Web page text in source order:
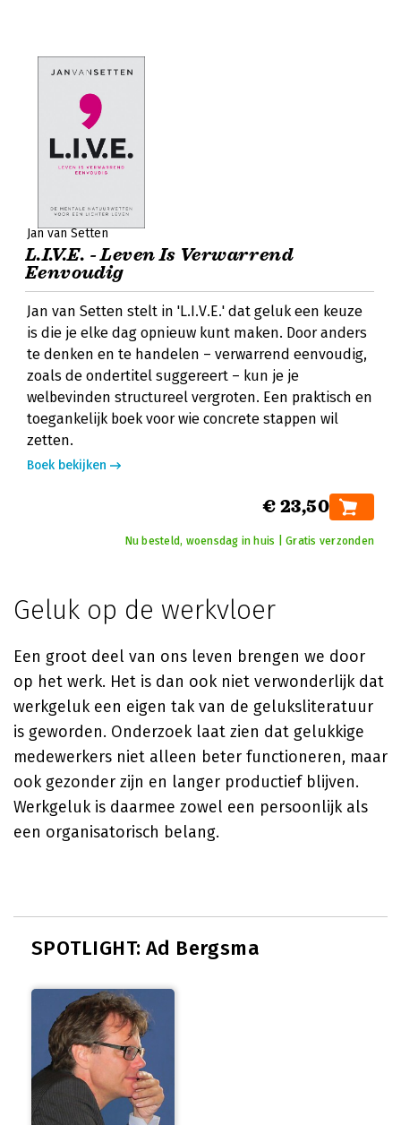
Jan van Setten
L.I.V.E. - Leven Is Verwarrend
Eenvoudig
Jan van Setten stelt in 'L.I.V.E.' dat geluk een keuze
is die je elke dag opnieuw kunt maken. Door anders
te denken en te handelen – verwarrend eenvoudig,
zoals de ondertitel suggereert – kun je je
welbevinden structureel vergroten. Een praktisch en
toegankelijk boek voor wie concrete stappen wil
zetten.
Boek bekijken
€ 23,50
Nu besteld, woensdag in huis | Gratis verzonden
Geluk op de werkvloer
Een groot deel van ons leven brengen we door
op het werk. Het is dan ook niet verwonderlijk dat
werkgeluk een eigen tak van de geluksliteratuur
is geworden. Onderzoek laat zien dat gelukkige
medewerkers niet alleen beter functioneren, maar
ook gezonder zijn en langer productief blijven.
Werkgeluk is daarmee zowel een persoonlijk als
een organisatorisch belang.
SPOTLIGHT: Ad Bergsma